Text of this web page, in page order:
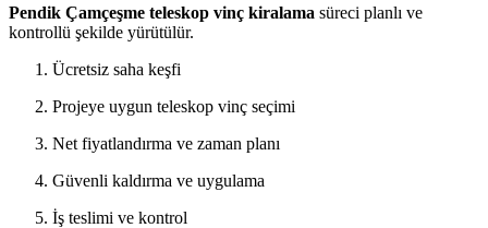
Pendik Çamçeşme teleskop vinç kiralama süreci planlı ve
kontrollü şekilde yürütülür.
Ücretsiz saha keşfi
Projeye uygun teleskop vinç seçimi
Net fiyatlandırma ve zaman planı
Güvenli kaldırma ve uygulama
İş teslimi ve kontrol